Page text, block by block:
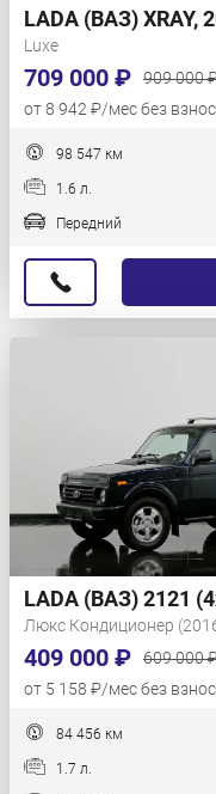
LADA (ВАЗ) XRAY,
Luxe
709 000 ₽
909 000
от 8 942 ₽/мес без
98 547 км
1.6 л.
Передний
LADA (ВАЗ) 2121
Люкс Кондиционер
409 000 ₽
609 000
от 5 158 ₽/мес без
84 456 км
1.7 л.